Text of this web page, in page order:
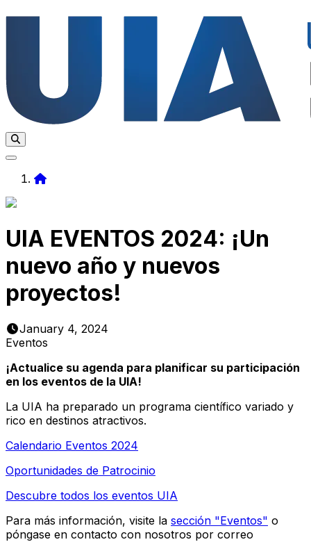
UIA EVENTOS 2024: ¡Un
nuevo año y nuevos
proyectos!
January 4, 2024
Eventos
¡Actualice su agenda para planificar su participación
en los eventos de la UIA!
La UIA ha preparado un programa científico variado y
rico en destinos atractivos.
Calendario Eventos 2024
Oportunidades de Patrocinio
Descubre todos los eventos UIA
Para más información, visite la sección "Eventos" o
póngase en contacto con nosotros por correo